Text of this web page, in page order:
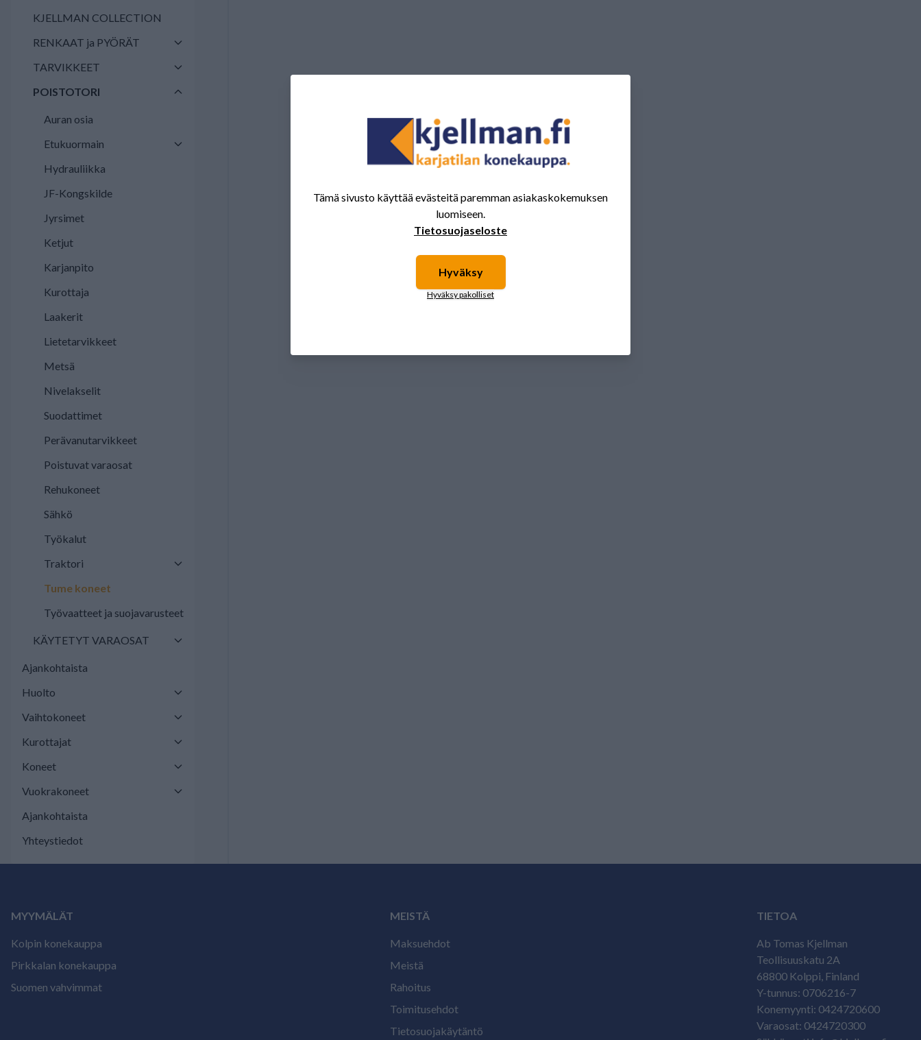
KJELLMAN COLLECTION
RENKAAT ja PYÖRÄT
TARVIKKEET
POISTOTORI
Auran osia
Etukuormain
Hydrauliikka
JF-Kongskilde
Jyrsimet
Ketjut
Karjanpito
Kurottaja
Laakerit
Lietetarvikkeet
Metsä
Nivelakselit
Suodattimet
Perävanutarvikkeet
Poistuvat varaosat
Rehukoneet
Sähkö
Työkalut
Traktori
Tume koneet
Työvaatteet ja suojavarusteet
KÄYTETYT VARAOSAT
Ajankohtaista
Huolto
Vaihtokoneet
Kurottajat
Koneet
Vuokrakoneet
Ajankohtaista
Yhteystiedot
MYYMÄLÄT
Kolpin konekauppa
Pirkkalan konekauppa
Suomen vahvimmat
MEISTÄ
Maksuehdot
Meistä
Rahoitus
Toimitusehdot
Tietosuojakäytäntö
TIETOA
Ab Tomas Kjellman
Teollisuuskatu 2A
68800 Kolppi, Finland
Y-tunnus: 0706216-7
Konemyynti: 0424720600
Varaosat: 0424720300
Tämä sivusto käyttää evästeitä paremman asiakaskokemuksen
luomiseen.
Tietosuojaseloste
Hyväksy
Hyväksy pakolliset